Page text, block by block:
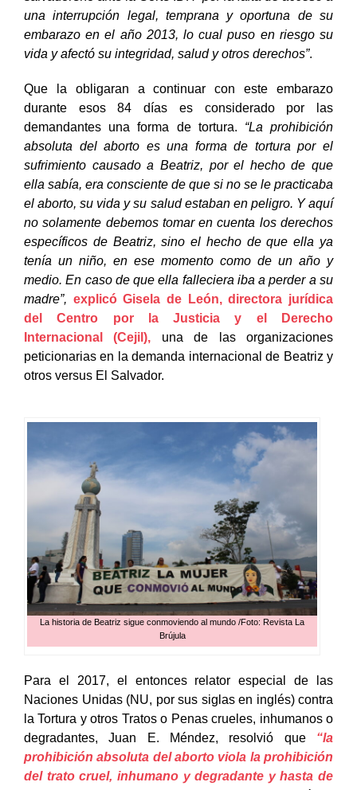
una interrupción legal, temprana y oportuna de su
embarazo en el año 2013, lo cual puso en riesgo su
vida y afectó su integridad, salud y otros derechos” .
Que la obligaran a continuar con este embarazo
durante esos 84 días es considerado por las
demandantes una forma de tortura.
“La prohibición
absoluta del aborto es una forma de tortura por el
sufrimiento causado a Beatriz, por el hecho de que
ella sabía, era consciente de que si no se le practicaba
el aborto, su vida y su salud estaban en peligro. Y aquí
no solamente debemos tomar en cuenta los derechos
específicos de Beatriz, sino el hecho de que ella ya
tenía un niño, en ese momento como de un año y
medio. En caso de que ella falleciera iba a perder a su
madre”, explicó Gisela de León, directora jurídica
del Centro por la Justicia y el Derecho
Internacional (Cejil), una de las organizaciones
peticionarias en la demanda internacional de Beatriz y
otros versus El Salvador.
La historia de Beatriz sigue conmoviendo al mundo /Foto: Revista La
Brújula
Para el 2017, el entonces relator especial de las
Naciones Unidas (NU, por sus siglas en inglés) contra
la Tortura y otros Tratos o Penas crueles, inhumanos o
degradantes, Juan E. Méndez, resolvió que
“la
prohibición absoluta del aborto viola la prohibición
del trato cruel, inhumano y degradante y hasta de